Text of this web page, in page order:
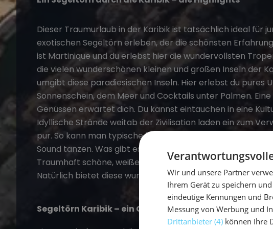
Dieser Traumurlaub in der Karibik ist tatsächlich ideal für
exotischen Segeltörn erleben, der die schönsten
ist Martinique und du erlebst hier die wundervollsten
die vielen wunderschönen kleinen und großen Inseln der
umgibt diese paradiesischen Inseln. Hier erlebst du pures
Sonnenschein, dem Meer und Cocktails unter Palmen.
Genüssen erwartet dich. Du kannst eintauchen in eine
Idyllische Strände weitab der Zivilisation laden ein zum
pur. So kann man typische karibische Cocktails wie ein
Sound tanzen. Was gibt es Schöneres, als unter einem
Traumhaft schöne, weiße Strände und türkises Meer kann
Natürlich bietet diese wunderschöne Natur Entspannung.
Segeltörn Karibik – ein Geheimtipp für den
Wir und unsere Partner
Ihrem Gerät zu speichern
eindeutige Kennungen und
Messung von Werbung und
Drittanbieter (4) können Ihre